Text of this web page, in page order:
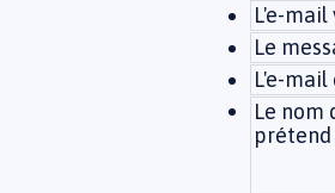
L'e-
Le
L'e-
Le nom
prétend